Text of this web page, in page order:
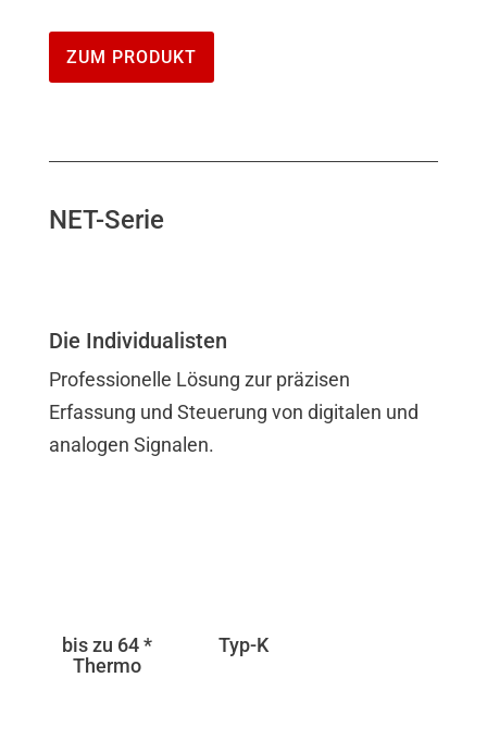
ZUM PRODUKT
NET-Serie
Die Individualisten
Professionelle Lösung zur präzisen
Erfassung und Steuerung von digitalen und
analogen Signalen.
bis zu 64 *
Thermo
Typ-K